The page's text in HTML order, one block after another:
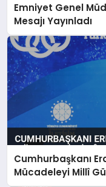
Emniyet Genel
Mesajı Yayınladı
Cumhurbaşkanı
Mücadeleyi Millî